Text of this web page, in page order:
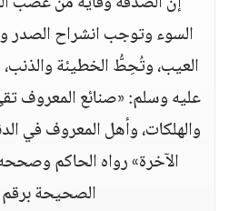
السوء وتوجب انشراح الصدر
العيب، وتُحِطُّ الخطيئة
عليه وسلم: «صنائع المعروف
والهلكات، وأهل المعروف في
الآخرة» رواه الحاكم
الصحيحة برقم 1908.